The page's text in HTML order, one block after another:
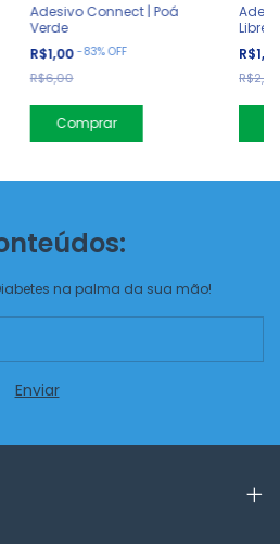
Adesivo Connect | Poá
Verde
R$1,00 -83%OFF
R$6,00
Libre
R$2,99
na palma da sua mão!